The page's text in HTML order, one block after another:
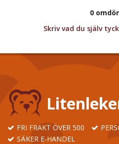
0
Skriv vad du själv
FRI FRAKT ÖVER 500
SÄKER E-HANDEL